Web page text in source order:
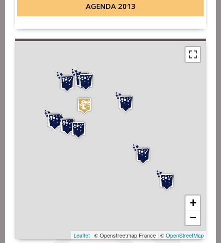
AGENDA 2013
+
−
Leaflet | © Openstreetmap France | ©OpenStreetMap